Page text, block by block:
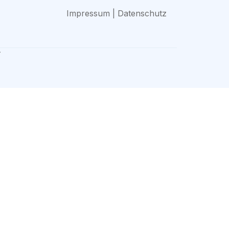
Impressum | Datenschutz